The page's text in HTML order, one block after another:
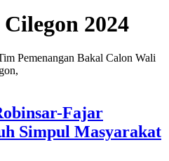
2024
Pemenangan Bakal Calon Wali
Fajar
Simpul Masyarakat